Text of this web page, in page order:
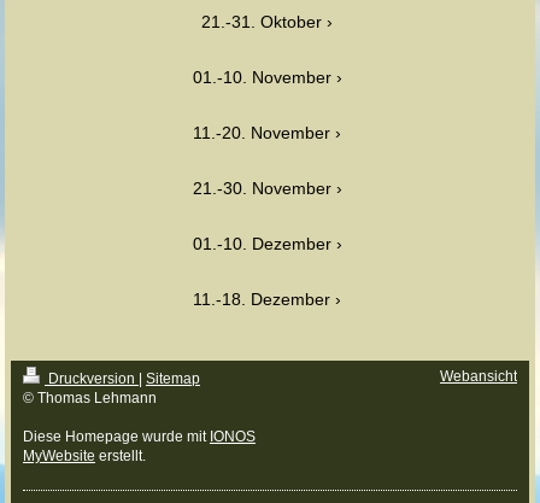
21.-31. Oktober
01.-10. November
11.-20. November
21.-30. November
01.-10. Dezember
11.-18. Dezember
Druckversion | Sitemap
© Thomas Lehmann
Diese Homepage wurde mit IONOS
MyWebsite erstellt.
Webansicht